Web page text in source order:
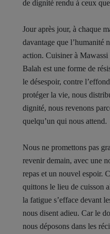
de dignité rendu à ceux
Jour après jour, à chaque
davantage que l’humanité
action. Cuisiner à
Balah est une forme de
le désespoir, contre
protéger la vie, nous
dignité, nous revenons
quelqu’un qui nous attend.
Nous ne promettons pas
revenir demain, avec une
repas et un nouvel espoir.
quittons le lieu de cuisson
la fatigue s’efface devant
nous disent adieu. Car le
nous déposons dans les